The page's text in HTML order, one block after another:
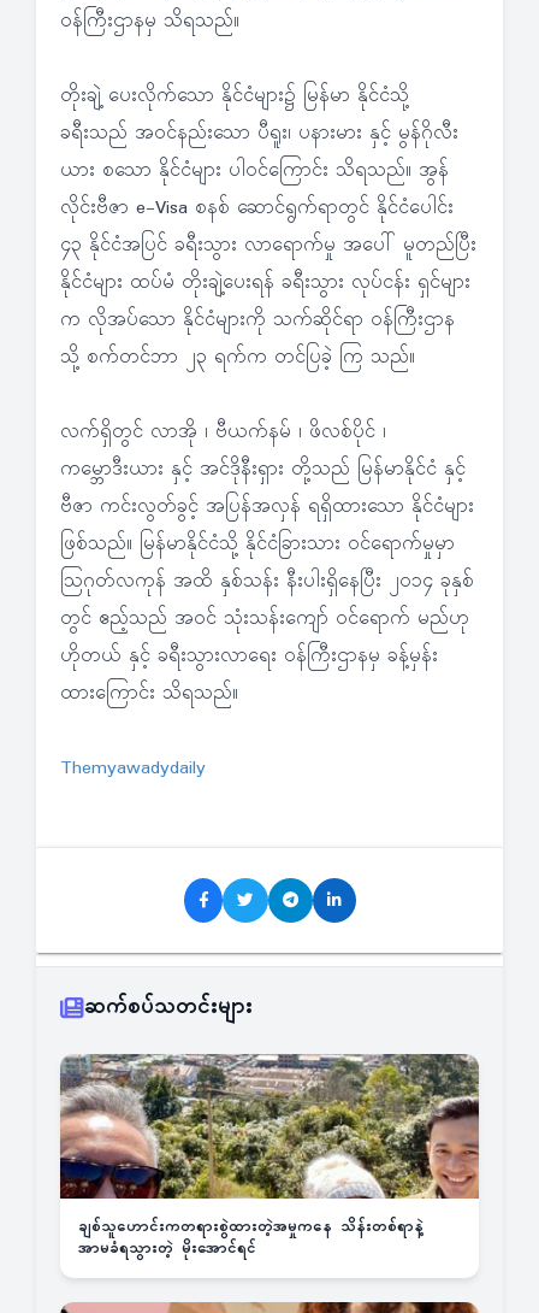
ဝန်ကြီးဌာနမှ သိရသည်။
တိုးချဲ့ ပေးလိုက်သော နိုင်ငံများ၌ မြန်မာ နိုင်ငံသို့
ခရီးသည် အဝင်နည်းသော ပီရူး၊ ပနားမား နှင့် မွန်ဂိုလီး
ယား စသော နိုင်ငံများ ပါဝင်ကြောင်း သိရသည်။ အွန်
လိုင်းဗီဇာ e-Visa စနစ် ဆောင်ရွက်ရာတွင် နိုင်ငံပေါင်း
၄၃ နိုင်ငံအပြင် ခရီးသွား လာရောက်မှု အပေါ် မူတည်ပြီး
နိုင်ငံများ ထပ်မံ တိုးချဲ့ပေးရန် ခရီးသွား လုပ်ငန်း ရှင်များ
က လိုအပ်သော နိုင်ငံများကို သက်ဆိုင်ရာ ဝန်ကြီးဌာန
သို့ စက်တင်ဘာ ၂၃ ရက်က တင်ပြခဲ့ ကြ သည်။
လက်ရှိတွင် လာအို ၊ ဗီယက်နမ် ၊ ဖိလစ်ပိုင် ၊
ကမ္ဘောဒီးယား နှင့် အင်ဒိုနီးရှား တို့သည် မြန်မာနိုင်ငံ နှင့်
ဗီဇာ ကင်းလွတ်ခွင့် အပြန်အလှန် ရရှိထားသော နိုင်ငံများ
ဖြစ်သည်။ မြန်မာနိုင်ငံသို့ နိုင်ငံခြားသား ဝင်ရောက်မှုမှာ
သြဂုတ်လကုန် အထိ နှစ်သန်း နီးပါးရှိနေပြီး ၂၀၁၄ ခုနှစ်
တွင် ဧည့်သည် အဝင် သုံးသန်းကျော် ဝင်ရောက် မည်ဟု
ဟိုတယ် နှင့် ခရီးသွားလာရေး ဝန်ကြီးဌာနမှ ခန့်မှန်း
ထားကြောင်း သိရသည်။
Themyawadydaily
ဆက်စပ်သတင်းများ
ချစ်သူဟောင်းကတရားစွဲထားတဲ့အမှုကနေ သိန်းတစ်ရာနဲ့
အာမခံရသွားတဲ့ မိုးအောင်ရင်